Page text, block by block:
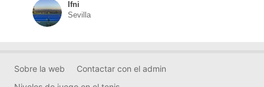
Ifni
Sevilla
Sobre la web
Contactar con el admin